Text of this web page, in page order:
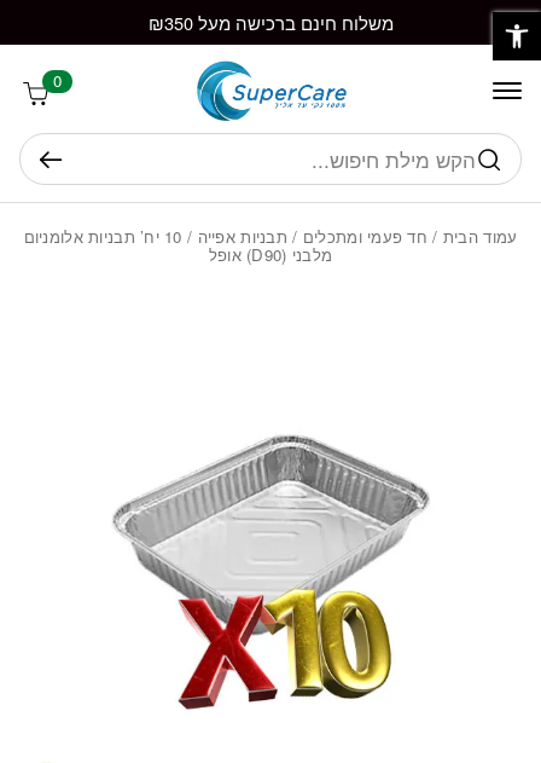
Skip to Content משלוח חינם ברכישה מעל ₪350
0
חיפוש
עמוד הבית / חד פעמי ומתכלים / תבניות אפייה / 10 יח’ תבניות אלומניום
מלבני (D90) אופל
בחזרה למעלה
פתח סרגל נגישות